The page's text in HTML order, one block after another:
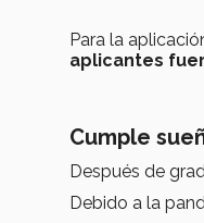
Para la
aplicantes
Cumple
Después de
Debido a la